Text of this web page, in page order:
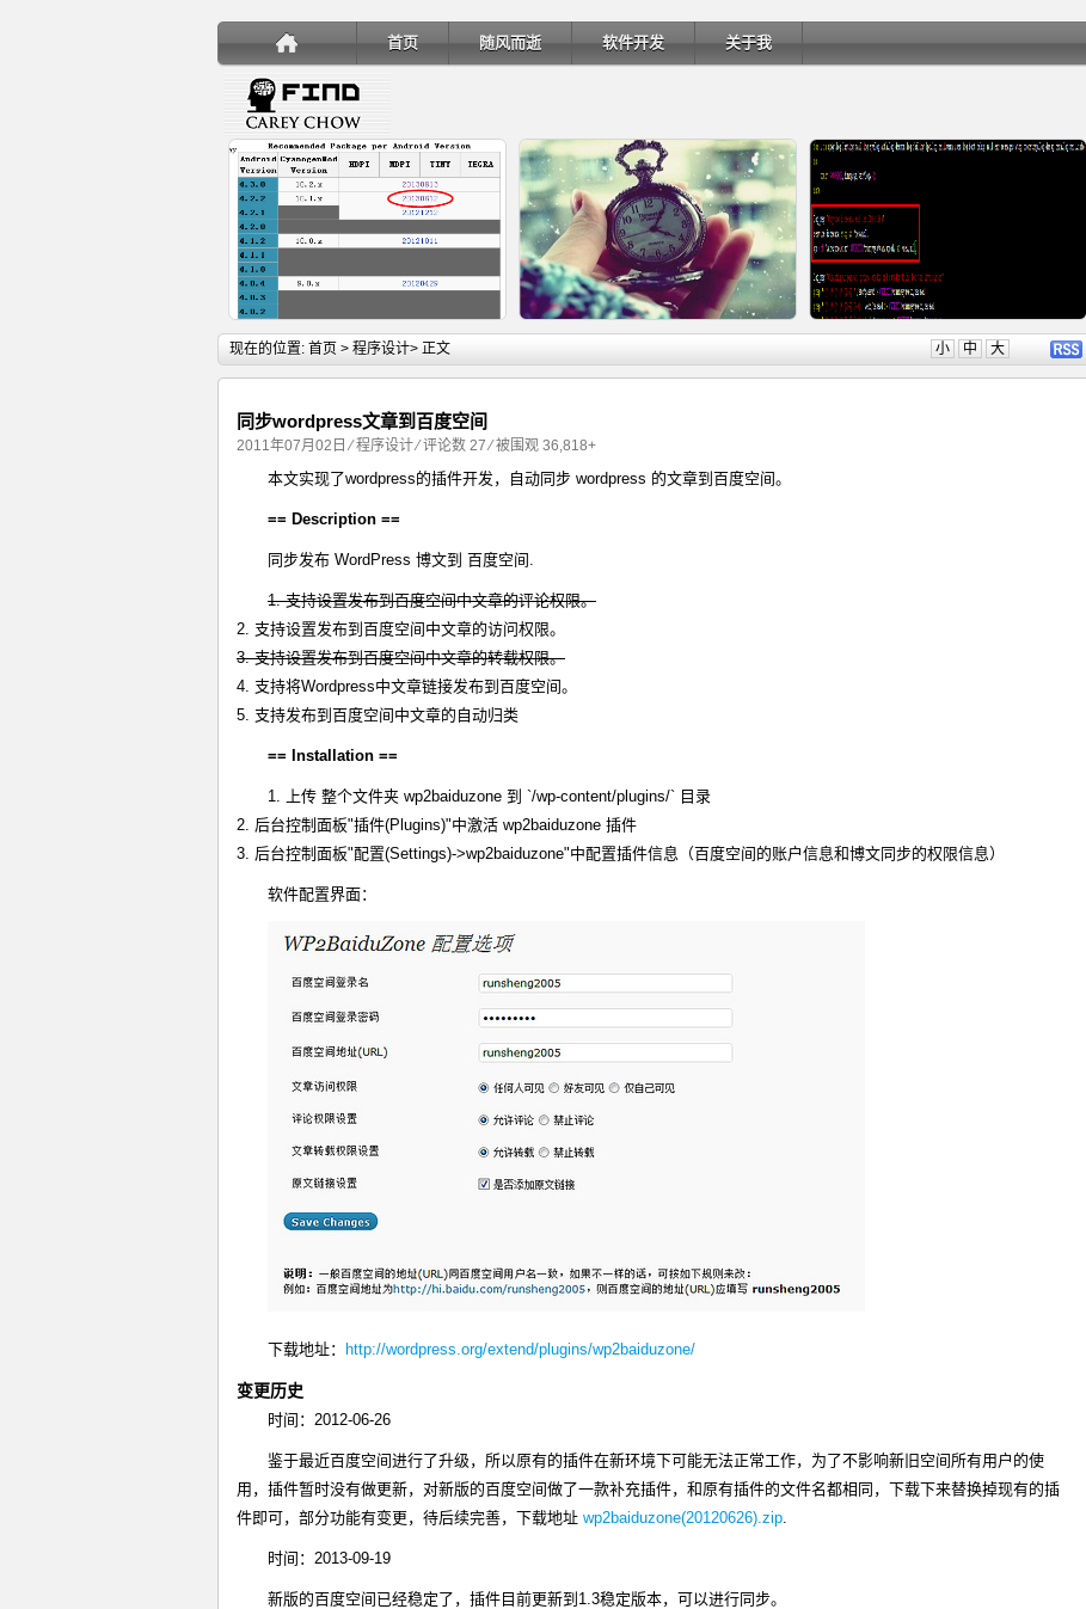
首页 随风而逝 软件开发 关于我
详细内容
手机安装账户同步服务
详细内容
Ubuntu 制作一键安装盘（四）
详细内容
现在的位置: 首页 > 程序设计> 正文 小 中 大
同步wordpress文章到百度空间
2011年07月02日 ⁄程序设计 ⁄评论数 27⁄ 被围观 36,818+
本文实现了wordpress的插件开发，自动同步 wordpress 的文章到百度空间。
== Description ==
同步发布 WordPress 博文到 百度空间.
1. 支持设置发布到百度空间中文章的评论权限。
2. 支持设置发布到百度空间中文章的访问权限。
3. 支持设置发布到百度空间中文章的转载权限。
4. 支持将Wordpress中文章链接发布到百度空间。
5. 支持发布到百度空间中文章的自动归类
== Installation ==
1. 上传 整个文件夹 wp2baiduzone 到 `/wp-content/plugins/` 目录
2. 后台控制面板"插件(Plugins)"中激活 wp2baiduzone 插件
3. 后台控制面板"配置(Settings)->wp2baiduzone"中配置插件信息（百度空间的账户信息和博文同步的权限信息）
软件配置界面：
下载地址： http://wordpress.org/extend/plugins/wp2baiduzone/
变更历史
时间：2012-06-26
鉴于最近百度空间进行了升级，所以原有的插件在新环境下可能无法正常工作，为了不影响新旧空间所有用户的使
用，插件暂时没有做更新，对新版的百度空间做了一款补充插件，和原有插件的文件名都相同，下载下来替换掉现有的插
件即可，部分功能有变更，待后续完善，下载地址 wp2baiduzone(20120626).zip.
时间：2013-09-19
新版的百度空间已经稳定了，插件目前更新到1.3稳定版本，可以进行同步。